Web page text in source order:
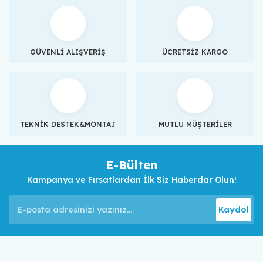
GÜVENLİ ALIŞVERİŞ ÜCRETSİZ KARGO
TEKNİK DESTEK&MONTAJ MUTLU MÜŞTERİLER
E-Bülten
Kampanya ve Fırsatlardan İlk Siz Haberdar Olun!
Kaydol